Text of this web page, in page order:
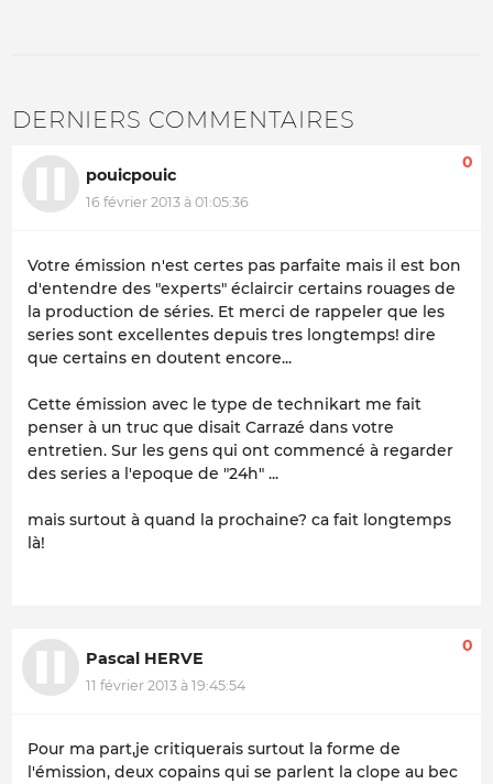
DERNIERS COMMENTAIRES
pouicpouic
16 février 2013 à 01:05:36
0
Votre émission n'est certes pas parfaite mais il est bon
d'entendre des "experts" éclaircir certains rouages de
la production de séries. Et merci de rappeler que les
series sont excellentes depuis tres longtemps! dire
que certains en doutent encore...
Cette émission avec le type de technikart me fait
penser à un truc que disait Carrazé dans votre
entretien. Sur les gens qui ont commencé à regarder
des series a l'epoque de "24h" ...
mais surtout à quand la prochaine? ca fait longtemps
là!
Pascal HERVE
11 février 2013 à 19:45:54
0
Pour ma part,je critiquerais surtout la forme de
l'émission, deux copains qui se parlent la clope au bec